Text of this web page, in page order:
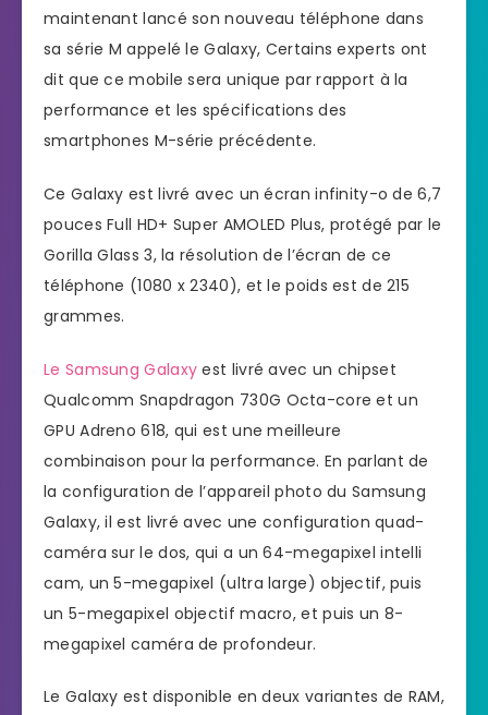
maintenant lancé son nouveau téléphone dans
sa série M appelé le Galaxy, Certains experts ont
dit que ce mobile sera unique par rapport à la
performance et les spécifications des
smartphones M-série précédente.
Ce Galaxy est livré avec un écran infinity-o de 6,7
pouces Full HD+ Super AMOLED Plus, protégé par le
Gorilla Glass 3, la résolution de l’écran de ce
téléphone (1080 x 2340), et le poids est de 215
grammes.
Le Samsung Galaxy est livré avec un chipset
Qualcomm Snapdragon 730G Octa-core et un
GPU Adreno 618, qui est une meilleure
combinaison pour la performance. En parlant de
la configuration de l’appareil photo du Samsung
Galaxy, il est livré avec une configuration quad-
caméra sur le dos, qui a un 64-megapixel intelli
cam, un 5-megapixel (ultra large) objectif, puis
un 5-megapixel objectif macro, et puis un 8-
megapixel caméra de profondeur.
Le Galaxy est disponible en deux variantes de RAM,